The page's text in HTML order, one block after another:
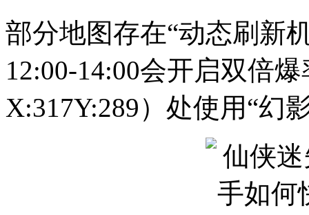
部分地图存在“动态刷新
12:00-14:00会开启双倍
X:317Y:289）处使用“幻